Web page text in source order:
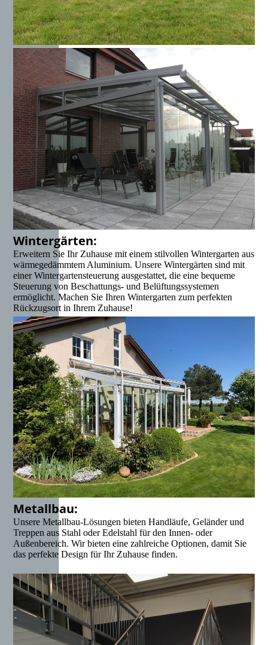
Wintergärten:
Erweitern Sie Ihr Zuhause mit einem stilvollen Wintergarten aus
wärmegedämmtem Aluminium. Unsere Wintergärten sind mit
einer Wintergartensteuerung ausgestattet, die eine bequeme
Steuerung von Beschattungs- und Belüftungssystemen
ermöglicht. Machen Sie Ihren Wintergarten zum perfekten
Rückzugsort in Ihrem Zuhause!
Metallbau:
Unsere Metallbau-Lösungen bieten Handläufe, Geländer und
Treppen aus Stahl oder Edelstahl für den Innen- oder
Außenbereich. Wir bieten eine zahlreiche Optionen, damit Sie
das perfekte Design für Ihr Zuhause finden.